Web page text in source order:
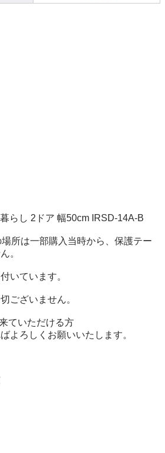
らし 2ドア 幅50cm IRSD-14A-B
所は一部購入当時から、保護テー
。
いています。
ございません。
ていただける方
よろしくお願いいたします。